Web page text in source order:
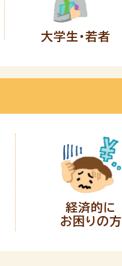
大学生・若者
経済的に
お困りの方